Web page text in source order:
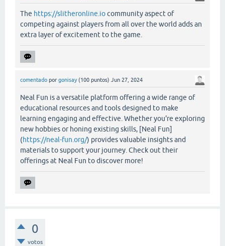
The https://slitheronline.iocommunity aspect of
competing against players from all over the world adds an
extra layer of excitement to the game.
comentado por gonisay (100 puntos) Jun 27, 2024
Neal Fun is a versatile platform offering a wide range of
educational resources and tools designed to make
learning engaging and effective. Whether you're exploring
new hobbies or honing existing skills, [Neal Fun]
(https://neal-fun.org/) provides valuable insights and
materials to support your journey. Check out their
offerings at Neal Fun to discover more!
0
votos